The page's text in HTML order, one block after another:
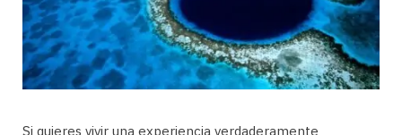
Si quieres vivir una experiencia verdaderamente